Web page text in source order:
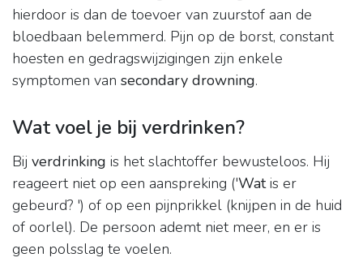
hierdoor is dan de toevoer van zuurstof aan de
bloedbaan belemmerd. Pijn op de borst, constant
hoesten en gedragswijzigingen zijn enkele
symptomen van secondary drowning.
Wat voel je bij verdrinken?
Bij verdrinking is het slachtoffer bewusteloos. Hij
reageert niet op een aanspreking ('Watis er
gebeurd? ') of op een pijnprikkel (knijpen in de huid
of oorlel). De persoon ademt niet meer, en er is
geen polsslag te voelen.